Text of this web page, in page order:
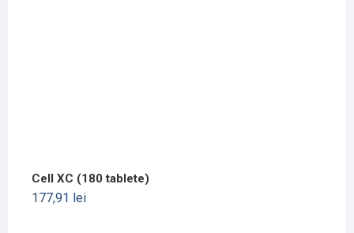
Cell XC (180 tablete)
177,91 lei